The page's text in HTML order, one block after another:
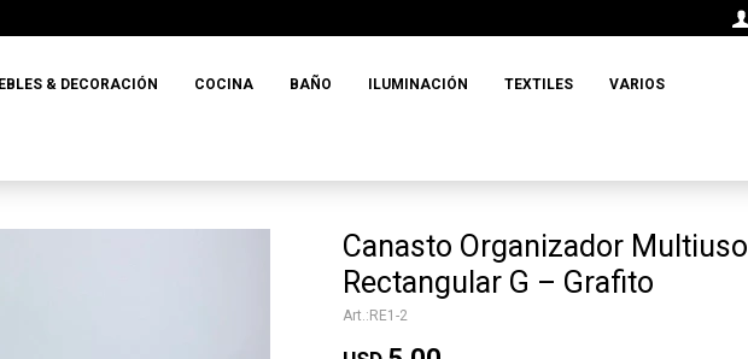
& DECORACIÓN COCINA BAÑO ILUMINACIÓN TEXTILES VARIOS
Canasto Organizador Multiuso
Rectangular G – Grafito
RE1-2